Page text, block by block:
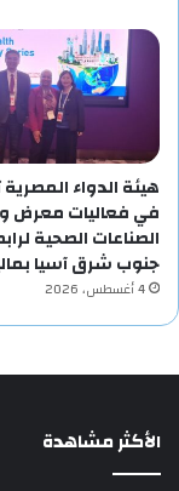
هيئة الدواء
في فعاليات معرض
الصناعات الصحية
جنوب شرق آسيا
4 أغسطس، 2026
الأكثر مشاهدة